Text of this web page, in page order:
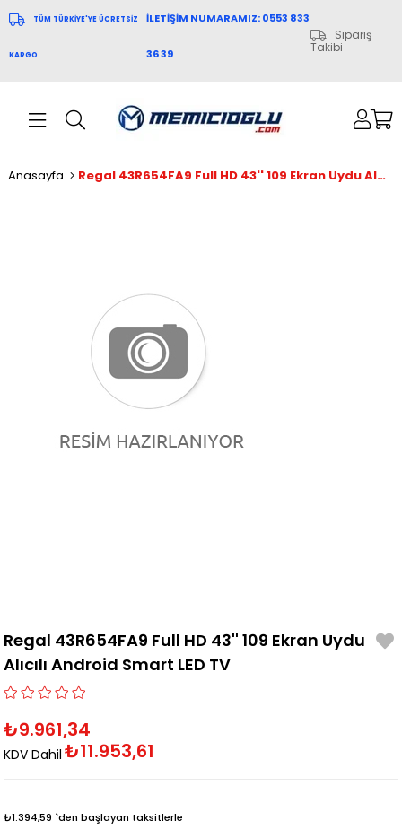
TÜM TÜRKİYE'YE ÜCRETSİZ
KARGO
İLETİŞİM NUMARAMIZ: 0553 833
36 39
Sipariş
Takibi
Anasayfa Regal 43R654FA9 Full HD 43'' 109 Ekran Uydu Alıcılı Android Smart LED TV
Regal 43R654FA9 Full HD 43'' 109 Ekran Uydu
Alıcılı Android Smart LED TV
₺9.961,34
KDV Dahil ₺11.953,61
₺1.394,59 `den başlayan taksitlerle